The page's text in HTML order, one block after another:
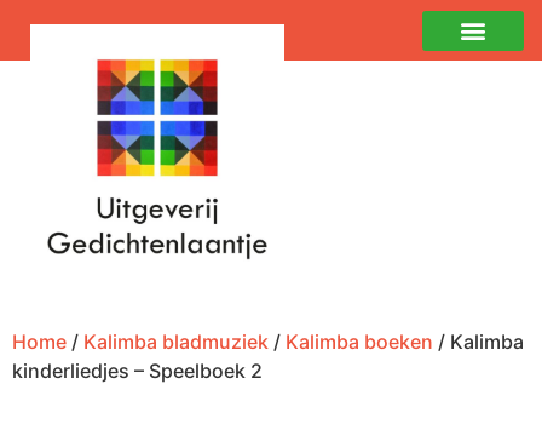
Home / Kalimba bladmuziek / Kalimba boeken / Kalimba
kinderliedjes – Speelboek 2